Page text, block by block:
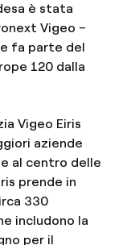
è stata
Vigeo –
fa parte del
120 dalla
Vigeo Eiris
aziende
al centro delle
prende in
330
includono la
per il